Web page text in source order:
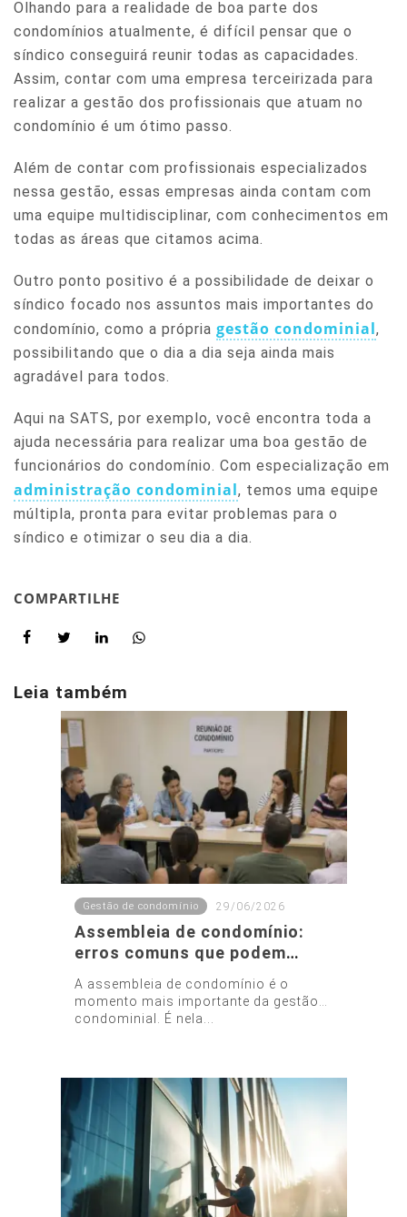
Olhando para a realidade de boa parte dos
condomínios atualmente, é difícil pensar que o
síndico conseguirá reunir todas as capacidades.
Assim, contar com uma empresa terceirizada para
realizar a gestão dos profissionais que atuam no
condomínio é um ótimo passo.
Além de contar com profissionais especializados
nessa gestão, essas empresas ainda contam com
uma equipe multidisciplinar, com conhecimentos em
todas as áreas que citamos acima.
Outro ponto positivo é a possibilidade de deixar o
síndico focado nos assuntos mais importantes do
condomínio, como a própria gestão condominial,
possibilitando que o dia a dia seja ainda mais
agradável para todos.
Aqui na SATS, por exemplo, você encontra toda a
ajuda necessária para realizar uma boa gestão de
funcionários do condomínio. Com especialização em
administração condominial, temos uma equipe
múltipla, pronta para evitar problemas para o
síndico e otimizar o seu dia a dia.
COMPARTILHE
Leia também
Gestão de condomínio 29/06/2026
Assembleia de condomínio:
erros comuns que podem
A assembleia de condomínio é o
momento mais importante da gestão
condominial. É nela...